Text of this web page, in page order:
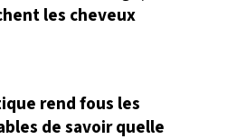
les cheveux
rend fous les
de savoir quelle